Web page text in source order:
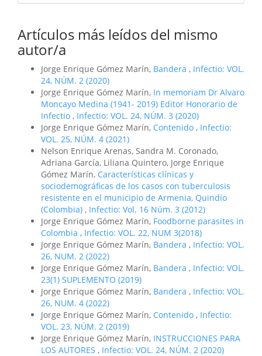
Artículos más leídos del mismo
autor/a
Jorge Enrique Gómez Marín, Bandera , Infectio: VOL.
24, NÚM. 2 (2020)
Jorge Enrique Gómez Marín, In memoriam Dr Alvaro
Moncayo Medina (1941- 2019) Editor Honorario de
Infectio , Infectio: VOL. 24, NÚM. 3 (2020)
Jorge Enrique Gómez Marín, Contenido , Infectio:
VOL. 25, NÚM. 4 (2021)
Nelson Enrique Arenas, Sandra M. Coronado,
Adriana García, Liliana Quintero, Jorge Enrique
Gómez Marín, Características clínicas y
sociodemográficas de los casos con tuberculosis
resistente en el municipio de Armenia, Quindío
(Colombia) , Infectio: Vol. 16 Núm. 3 (2012)
Jorge Enrique Gómez Marín, Foodborne parasites in
Colombia , Infectio: VOL. 22, NUM 3(2018)
Jorge Enrique Gómez Marín, Bandera , Infectio: VOL.
26, NUM. 2 (2022)
Jorge Enrique Gómez Marín, Bandera , Infectio: VOL.
23(1) SUPLEMENTO (2019)
Jorge Enrique Gómez Marín, Bandera , Infectio: VOL.
26, NUM. 4 (2022)
Jorge Enrique Gómez Marín, Contenido , Infectio:
VOL. 23, NÚM. 2 (2019)
Jorge Enrique Gómez Marín, INSTRUCCIONES PARA
LOS AUTORES , Infectio: VOL. 24, NÚM. 2 (2020)